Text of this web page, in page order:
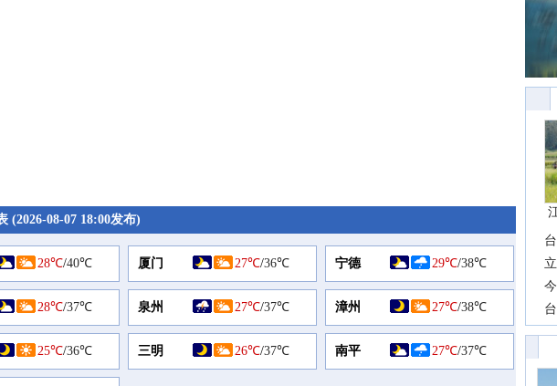
(2026-08-07 18:00发布)
28℃/40℃ 厦门 27℃/36℃ 宁德 29℃/38℃
28℃/37℃ 泉州 27℃/37℃ 漳州 27℃/38℃
25℃/36℃ 三明 26℃/37℃ 南平 27℃/37℃
长
前
一
高